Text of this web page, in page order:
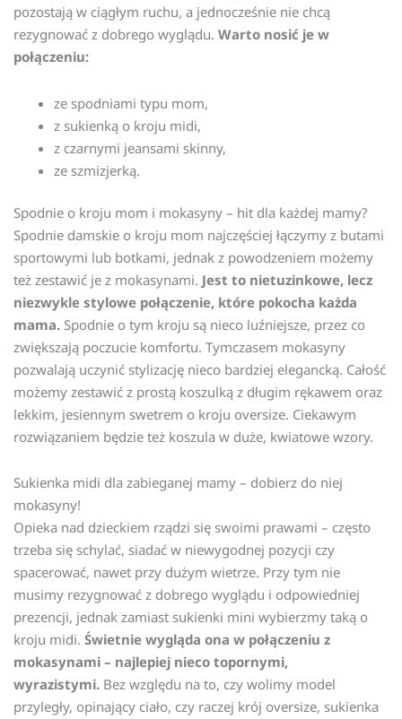
pozostają w ciągłym ruchu, a jednocześnie nie chcą
rezygnować z dobrego wyglądu. Warto nosić je w
połączeniu:
ze spodniami typu mom,
z sukienką o kroju midi,
z czarnymi jeansami skinny,
ze szmizjerką.
Spodnie o kroju mom i mokasyny – hit dla każdej mamy?
Spodnie damskie o kroju mom najczęściej łączymy z butami
sportowymi lub botkami, jednak z powodzeniem możemy
też zestawić je z mokasynami. Jest to nietuzinkowe, lecz
niezwykle stylowe połączenie, które pokocha każda
mama. Spodnie o tym kroju są nieco luźniejsze, przez co
zwiększają poczucie komfortu. Tymczasem mokasyny
pozwalają uczynić stylizację nieco bardziej elegancką. Całość
możemy zestawić z prostą koszulką z długim rękawem oraz
lekkim, jesiennym swetrem o kroju oversize. Ciekawym
rozwiązaniem będzie też koszula w duże, kwiatowe wzory.
Sukienka midi dla zabieganej mamy – dobierz do niej
mokasyny!
Opieka nad dzieckiem rządzi się swoimi prawami – często
trzeba się schylać, siadać w niewygodnej pozycji czy
spacerować, nawet przy dużym wietrze. Przy tym nie
musimy rezygnować z dobrego wyglądu i odpowiedniej
prezencji, jednak zamiast sukienki mini wybierzmy taką o
kroju midi. Świetnie wygląda ona w połączeniu z
mokasynami – najlepiej nieco topornymi,
wyrazistymi. Bez względu na to, czy wolimy model
przyległy, opinający ciało, czy raczej krój oversize, sukienka